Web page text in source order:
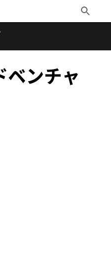
Toggle
Search
ベンチャ